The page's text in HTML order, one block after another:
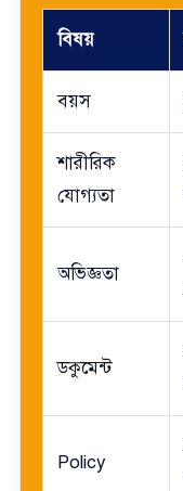
বিষয়
বয়স
শারীরিক
যোগ্যতা
অভিজ্ঞতা
ডকুমেন্ট
Policy